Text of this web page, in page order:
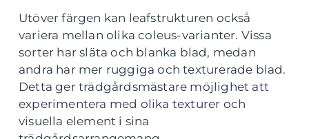
Utöver färgen kan leafstrukturen också
variera mellan olika coleus-varianter. Vissa
sorter har släta och blanka blad, medan
andra har mer ruggiga och texturerade blad.
Detta ger trädgårdsmästare möjlighet att
experimentera med olika texturer och
visuella element i sina